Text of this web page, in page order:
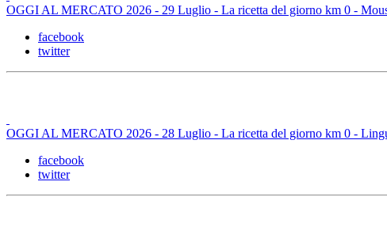
OGGI AL MERCATO 2026 - 29 Luglio - La ricetta del giorno km 0 -
facebook
twitter
OGGI AL MERCATO 2026 - 28 Luglio - La ricetta del giorno km 0 -
facebook
twitter